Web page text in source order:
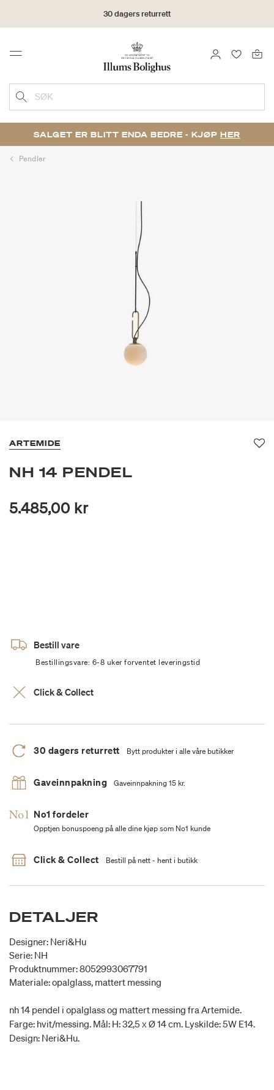
30 dagers returrett
Menu LOGG INN
SØK
SALGET ER BLITT ENDA BEDRE - KJØP HER
Pendler
ARTEMIDE
NH 14 PENDEL
5.485,00 kr
Bestill vare
Bestillingsvare: 6-8 uker forventet leveringstid
Click & Collect
30 dagers returrett Bytt produkter i alle våre butikker
Gaveinnpakning Gaveinnpakning 15 kr.
No1 fordeler
Opptjen bonuspoeng på alle dine kjøp som No1 kunde
Click & Collect Bestill på nett - hent i butikk
DETALJER
Designer: Neri&Hu
Serie: NH
Produktnummer: 8052993067791
Materiale: opalglass, mattert messing
nh 14 pendel i opalglass og mattert messing fra Artemide.
Farge: hvit/messing. Mål: H: 32,5 x Ø 14 cm. Lyskilde: 5W E14.
Design: Neri&Hu.